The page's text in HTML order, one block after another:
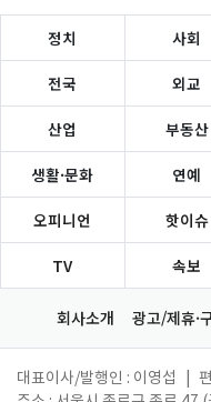
정치 사회
전국 외교
산업 부동산
생활·문화 연예
오피니언 핫이슈
TV 속보
회사소개 광고/제휴·
대표이사/발행인 : 이영섭